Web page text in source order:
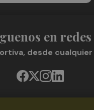
en redes
desde